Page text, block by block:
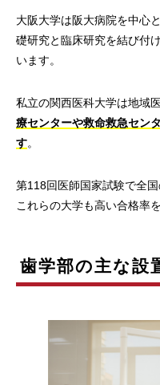
大阪大学は阪大病院を中心
礎研究と臨床研究を結び付
います。
私立の関西医科大学は地域
療センターや救命救急セン
す。
第118回医師国家試験で全
これらの大学も高い合格率
歯学部の主な設